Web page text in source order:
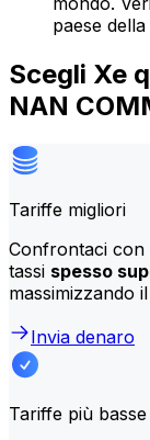
paese
Scegli Xe
NAN
Tariffe migliori
Confrontaci con
tassi spesso
massimizzando
Invia denaro
Tariffe più basse